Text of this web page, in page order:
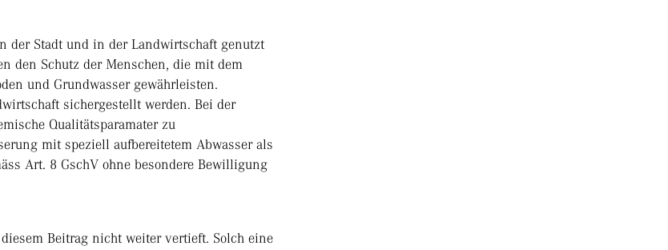
der Stadt und in der Landwirtschaft genutzt
den Schutz der Menschen, die mit dem
und Grundwasser gewährleisten.
sichergestellt werden. Bei der
Qualitätsparamater zu
mit speziell aufbereitetem Abwasser als
Art. 8 GschV ohne besondere Bewilligung
Beitrag nicht weiter vertieft. Solch eine